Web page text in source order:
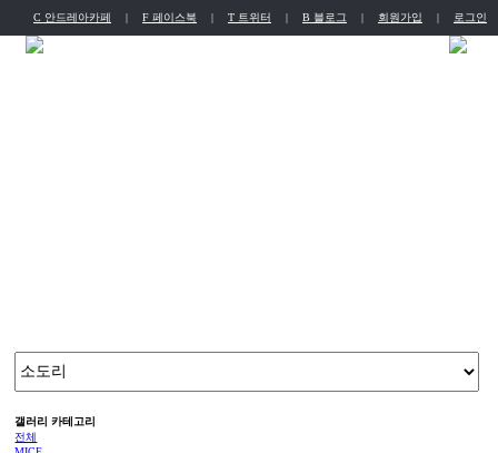
C 안드레아카페 | F 페이스북 | T 트위터 | B 블로그 | 회원가입 | 로그인
갤러리 카테고리
전체